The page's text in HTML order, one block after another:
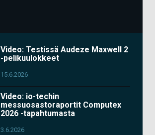
Video: Testissä Audeze Maxwell 2
-pelikuulokkeet
15.6.2026
Video: io-techin
messuosastoraportit Computex
2026 -tapahtumasta
3.6.2026